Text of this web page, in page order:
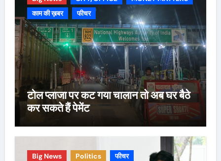
काम की ख़बर
फीचर
टोल प्लाजा पर कट गया चालान तो अब घर बैठे
कर सकते हैं पेमेंट
Big News Politics फीचर